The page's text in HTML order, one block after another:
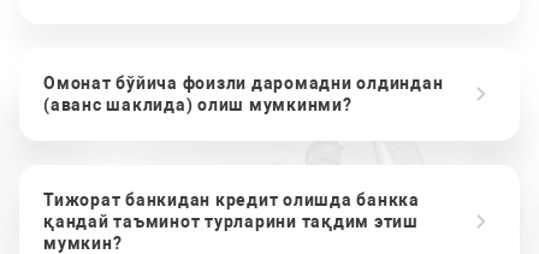
Омонат бўйича фоизли даромадни олдиндан
(аванс шаклида) олиш мумкинми?
Тижорат банкидан кредит олишда банкка
қандай таъминот турларини тақдим этиш
мумкин?